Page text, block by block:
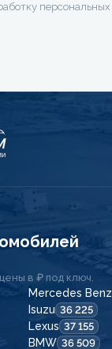
персональных
в ₽ под ключ.
Mercedes Benz
Isuzu 36 225
Lexus 37 155
BMW 36 509